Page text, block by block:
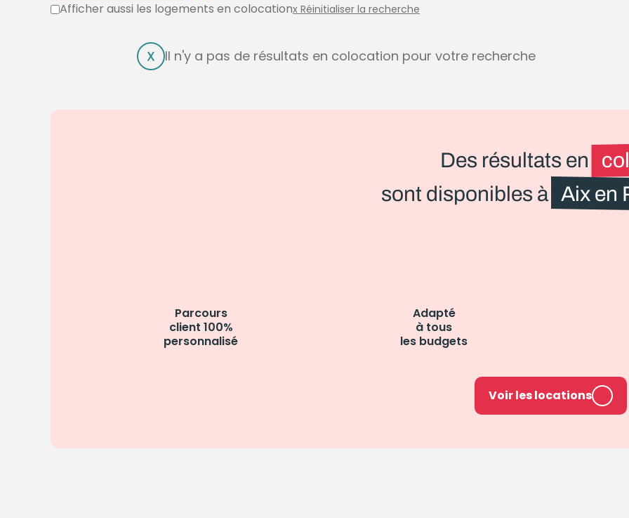
Afficher aussi les logements en colocationx Réinitialiser la recherche
Il n'y a pas de résultats en colocation pour votre recherche
Des résultats en
sont disponibles à Aix en
Parcours
client 100%
personnalisé
Adapté
à tous
les budgets
Voir les locations